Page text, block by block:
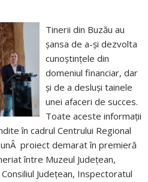
Tinerii din Buzău au
șansa de a-și dezvolta
cunoștințele din
domeniul financiar, dar
și de a desluși tainele
unei afaceri de succes.
Toate aceste informații
în cadrul Centrului Regional
proiect demarat în premieră
între Muzeul Județean,
Județean, Inspectoratul